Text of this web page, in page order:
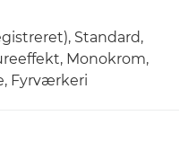
Standard,
Monokrom,
Fyrværkeri